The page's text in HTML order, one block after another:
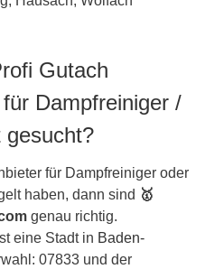
Gutach
Dampfreiniger /
gesucht?
für Dampfreiniger oder
haben, dann sind 🥇
genau richtig.
eine Stadt in Baden-
07833 und der